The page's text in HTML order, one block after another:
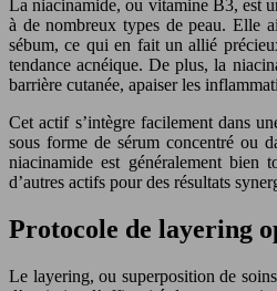
La niacinamide, ou vitamine B3, est
à de nombreux types de peau. Elle
sébum, ce qui en fait un allié
tendance acnéique. De plus, la
barrière cutanée, apaiser les
Cet actif s’intègre facilement dans
sous forme de sérum concentré ou
niacinamide est généralement bien
d’autres actifs pour des résultats
Protocole de layering
Le layering, ou superposition de